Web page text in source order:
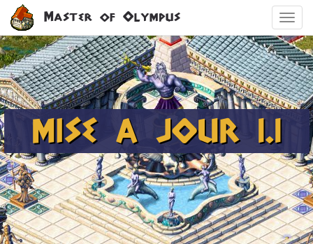
Aller
au
contenu
principal
Master of Olympus
MISE A JOUR 1.1